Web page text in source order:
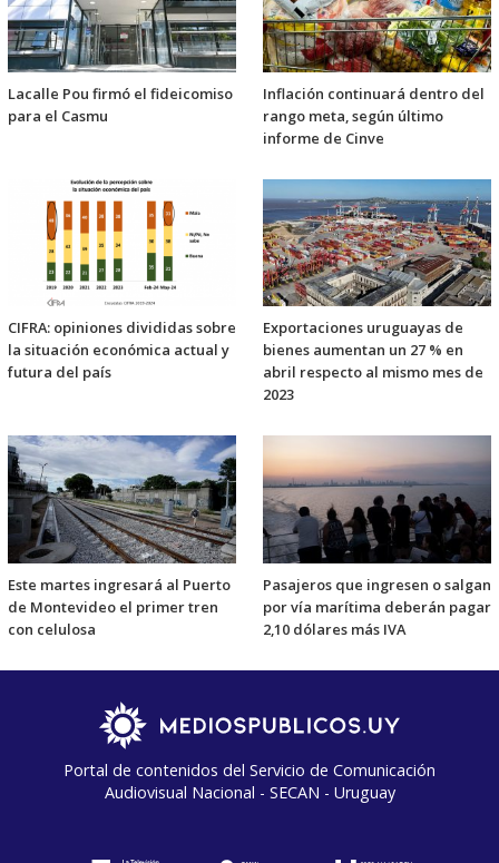
Lacalle Pou firmó el fideicomiso
para el Casmu
Inflación continuará dentro del
rango meta, según último
informe de Cinve
CIFRA: opiniones divididas sobre
la situación económica actual y
futura del país
Exportaciones uruguayas de
bienes aumentan un 27 % en
abril respecto al mismo mes de
2023
Este martes ingresará al Puerto
de Montevideo el primer tren
con celulosa
Pasajeros que ingresen o salgan
por vía marítima deberán pagar
2,10 dólares más IVA
Portal de contenidos del Servicio de Comunicación
Audiovisual Nacional - SECAN - Uruguay